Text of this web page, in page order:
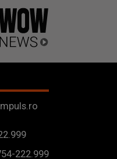
222.999